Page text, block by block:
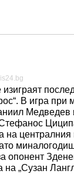
В игра
Медведев
на
опонент
на „Сузан